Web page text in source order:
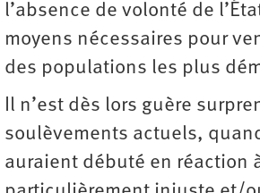
l’absence de volonté de
moyens nécessaires pour
des populations les plus
Il n’est dès lors guère
soulèvements actuels,
auraient débuté en réaction